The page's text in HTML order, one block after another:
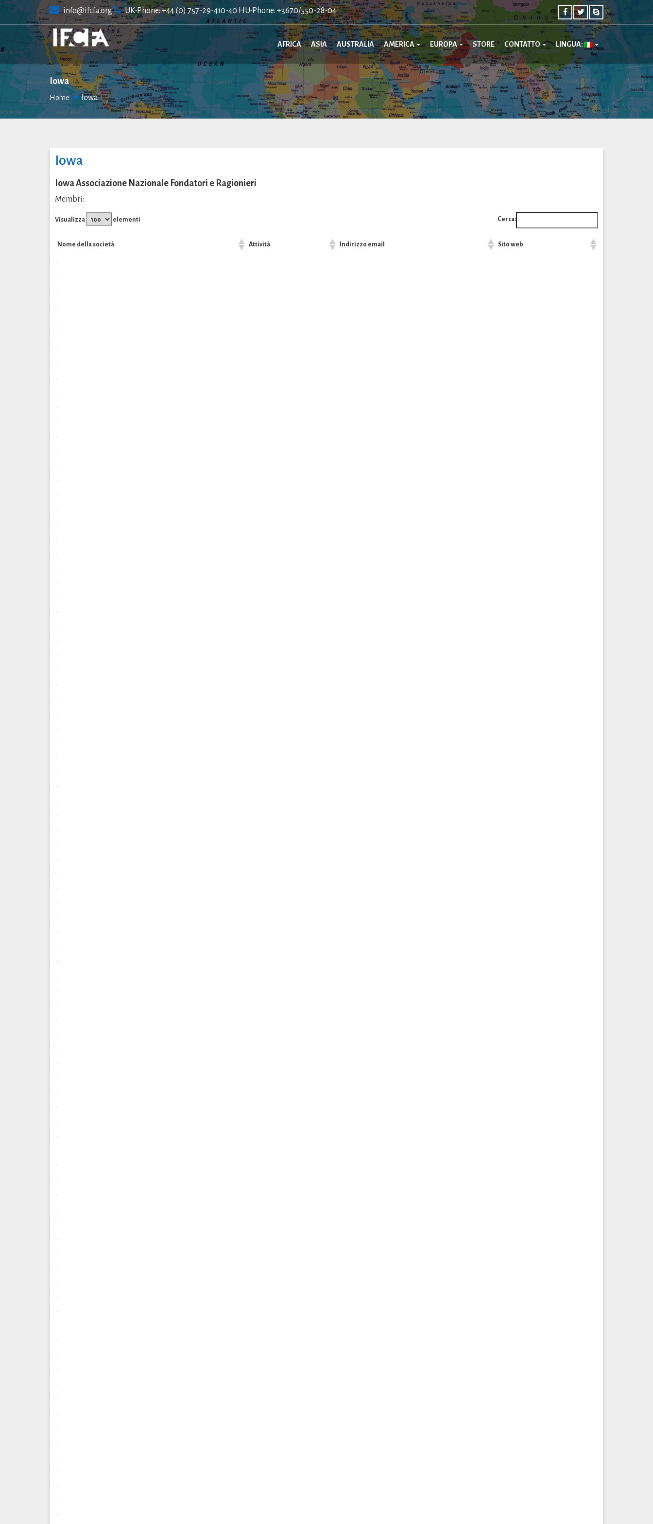
content
info@ifcfa.org UK-Phone: +44 (0) 757-29-410-40 HU-Phone: +3670/550-28-04
AFRICA ASIA AUSTRALIA AMERICA EUROPA STORE CONTATTO LINGUA:
Iowa
Home Iowa
Iowa
Iowa Associazione Nazionale Fondatori e Ragionieri
Membri:
Visualizza elementi Cerca:
Nome della società Attività Indirizzo email Sito web
.
.
.
.
.
.
.
.
.
.
.
.
.
.
.
.
.
.
.
.
.
.
.
.
.
.
.
.
.
.
.
.
.
.
.
.
.
.
.
.
.
.
.
.
.
.
.
.
.
.
.
.
.
.
.
.
.
.
.
.
.
.
.
.
.
.
.
.
.
.
.
.
.
.
.
.
.
.
.
.
.
.
.
.
.
.
.